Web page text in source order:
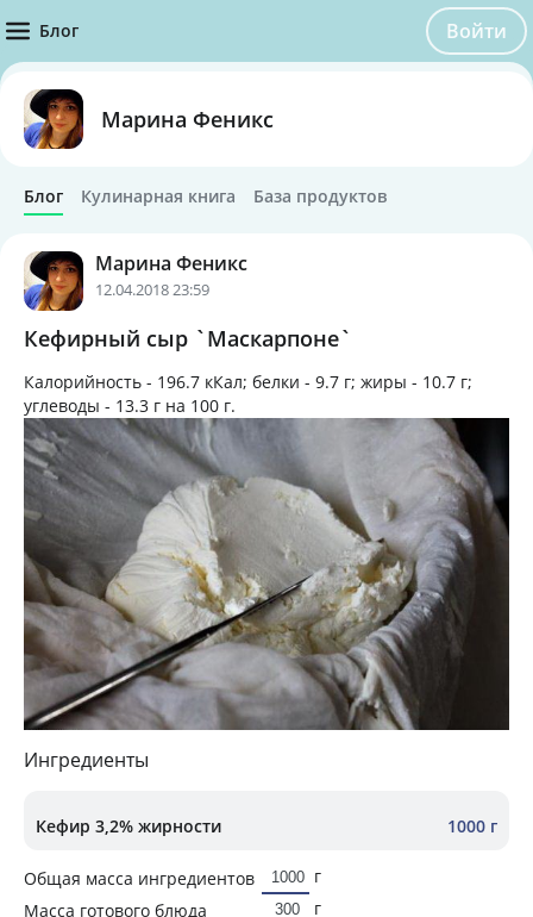
Блог Войти
Марина Феникс
Блог Кулинарная книга База продуктов
Марина Феникс
12.04.2018 23:59
Кефирный сыр `Маскарпоне`
Калорийность - 196.7 кКал; белки - 9.7 г; жиры - 10.7 г;
углеводы - 13.3 г на 100 г.
Ингредиенты
Кефир 3,2% жирности 1000 г
Общая масса ингредиентов
г
Масса готового блюда
г